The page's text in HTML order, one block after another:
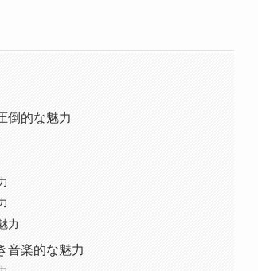
倒的な魅力
力
音楽的な魅力